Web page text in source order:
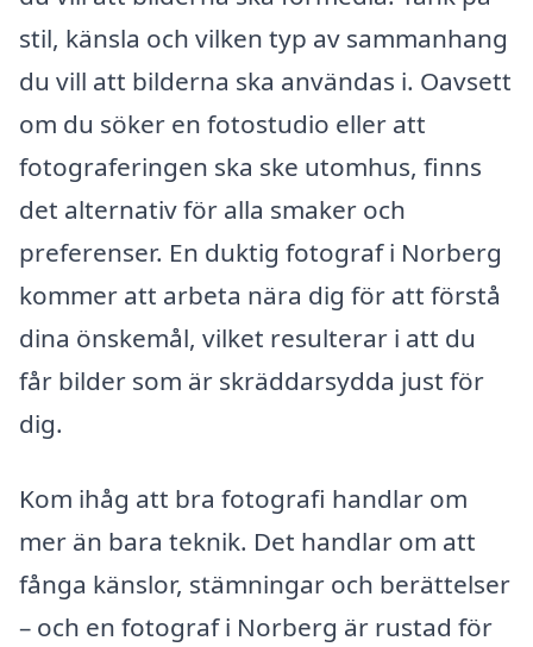
stil, känsla och vilken typ av sammanhang
du vill att bilderna ska användas i. Oavsett
om du söker en fotostudio eller att
fotograferingen ska ske utomhus, finns
det alternativ för alla smaker och
preferenser. En duktig fotograf i Norberg
kommer att arbeta nära dig för att förstå
dina önskemål, vilket resulterar i att du
får bilder som är skräddarsydda just för
dig.
Kom ihåg att bra fotografi handlar om
mer än bara teknik. Det handlar om att
fånga känslor, stämningar och berättelser
– och en fotograf i Norberg är rustad för